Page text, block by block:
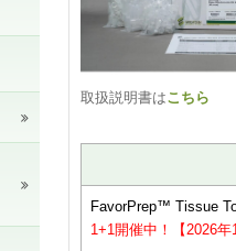
取扱説明書はこちら
FavorPrep™ Tissue
1+1開催中！【2026年